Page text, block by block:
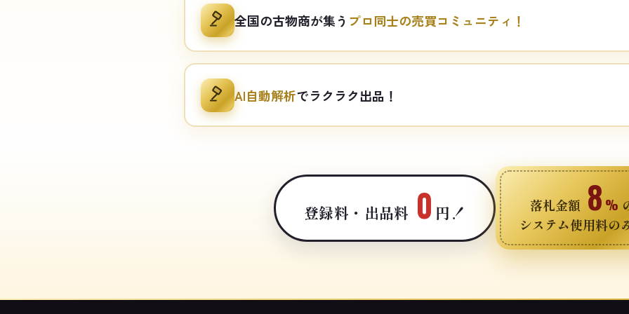
全国の古物商が集う プロ同士の売買コミュニティ！
AI自動解析でラクラク出品！
登録料・出品料 0 円！ 落札金額 8 %
システム使用料の